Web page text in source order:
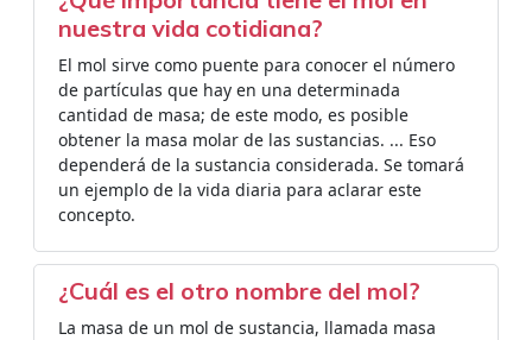
nuestra vida cotidiana?
El mol sirve como puente para conocer el número
de partículas que hay en una determinada
cantidad de masa; de este modo, es posible
obtener la masa molar de las sustancias. ... Eso
dependerá de la sustancia considerada. Se tomará
un ejemplo de la vida diaria para aclarar este
concepto.
¿Cuál es el otro nombre del mol?
La masa de un mol de sustancia, llamada masa